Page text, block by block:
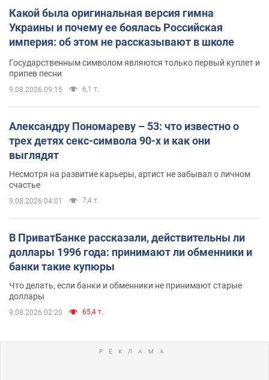
Какой была оригинальная версия гимна
Украины и почему ее боялась Российская
империя: об этом не рассказывают в школе
Государственным символом являются только первый куплет и
припев песни
9.08.2026 09:15 6,1 т.
Александру Пономареву – 53: что известно о
трех детях секс-символа 90-х и как они
выглядят
Несмотря на развитие карьеры, артист не забывал о личном
счастье
9.08.2026 04:01 7,4 т.
В ПриватБанке рассказали, действительны ли
доллары 1996 года: принимают ли обменники и
банки такие купюры
Что делать, если банки и обменники не принимают старые
доллары
9.08.2026 02:20 65,4 т.